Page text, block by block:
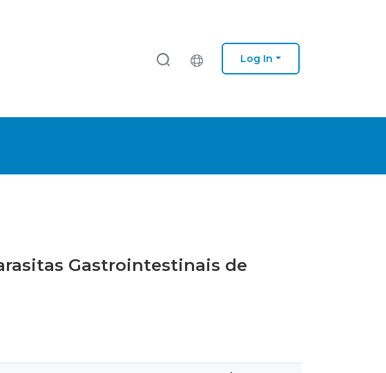
Log In
Gastrointestinais de